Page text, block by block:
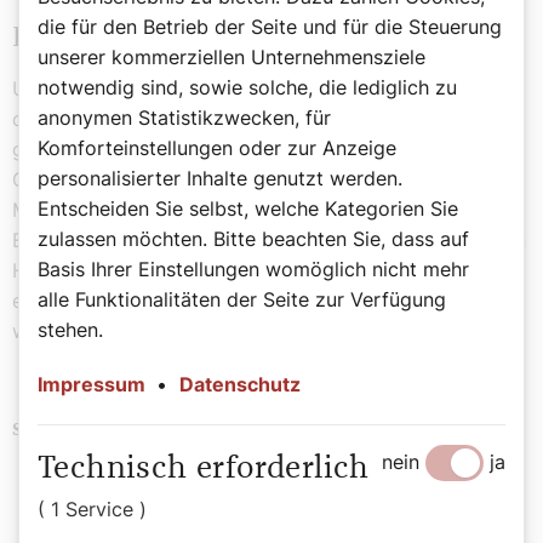
Die Gottesfrage stand im Vordergrund
Unser designierter Erzbischof, Josef Grünwidl, hat an
diesem Abend die Gottesfrage in den Vordergrund
gestellt: Wie kommen wir mit unserer Botschaft eines
Gottes, der als Person ansprechbar ist, zu den
Menschen, mit unsererem Freund Jesus Christus, dem
Erlöser? Über diese Frage gemeinsam und offen für den
Heiligen Geist zu beraten – wieso habe ich mir
eigentlich eingebildet, dass das ein mühsamer Abend
werden müsste?
Schlagwörter Religion
die für den Betrieb der Seite und für die Steuerung
unserer kommerziellen Unternehmensziele
notwendig sind, sowie solche, die lediglich zu
anonymen Statistikzwecken, für
Komforteinstellungen oder zur Anzeige
personalisierter Inhalte genutzt werden.
Entscheiden Sie selbst, welche Kategorien Sie
zulassen möchten. Bitte beachten Sie, dass auf
Basis Ihrer Einstellungen womöglich nicht mehr
alle Funktionalitäten der Seite zur Verfügung
stehen.
Impressum • Datenschutz
Technisch erforderlich
( 1 Service )
nein ja